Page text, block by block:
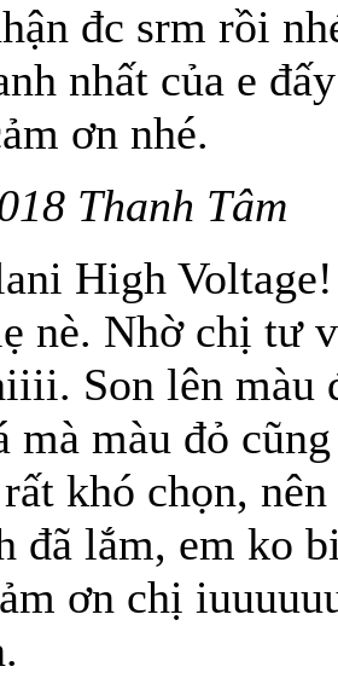
đc srm rồi
nhất của e
ơn nhé.
Thanh Tâm
High
nè. Nhờ chị tư
Son lên màu
mà màu đỏ
khó chọn,
đã lắm, em ko
ơn chị